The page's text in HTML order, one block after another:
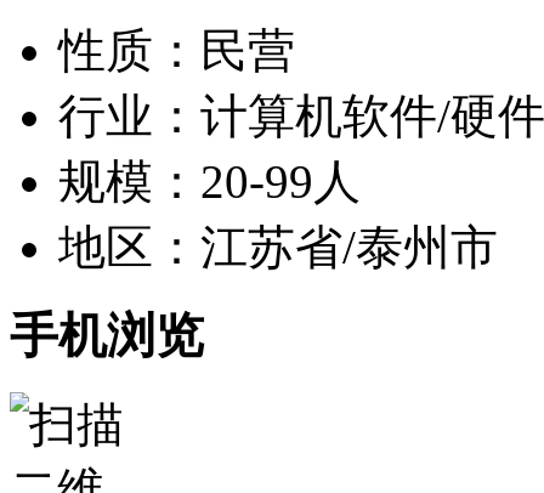
性质：民营
行业：计算机软件/硬件
规模：20-99人
地区：江苏省/泰州市
手机浏览